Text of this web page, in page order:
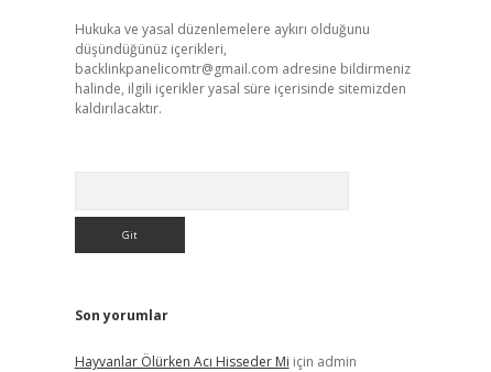
Hukuka ve yasal düzenlemelere aykırı olduğunu
düşündüğünüz içerikleri,
backlinkpanelicomtr@gmail.com adresine bildirmeniz
halinde, ilgili içerikler yasal süre içerisinde sitemizden
kaldırılacaktır.
Son yorumlar
Hayvanlar Ölürken Acı Hisseder Mi için admin